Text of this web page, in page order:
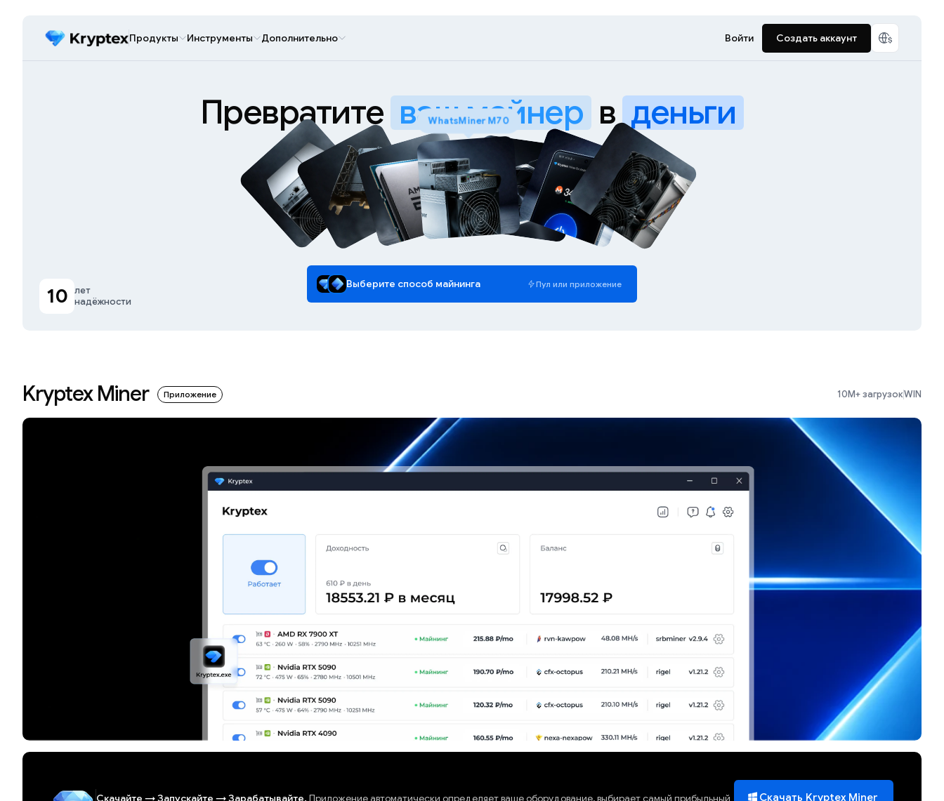
Продукты Инструменты Дополнительно Войти Создать аккаунт
Превратите ваш майнер в деньги
Выберите способ майнинга Пул или приложение
10 лет
надёжности
WhatsMiner M70
Kryptex Miner Приложение 10M+ загрузокWIN
Скачайте →Запускайте →Зарабатывайте. Приложение автоматически определяет ваше оборудование, выбирает самый прибыльный
Скачать Kryptex Miner